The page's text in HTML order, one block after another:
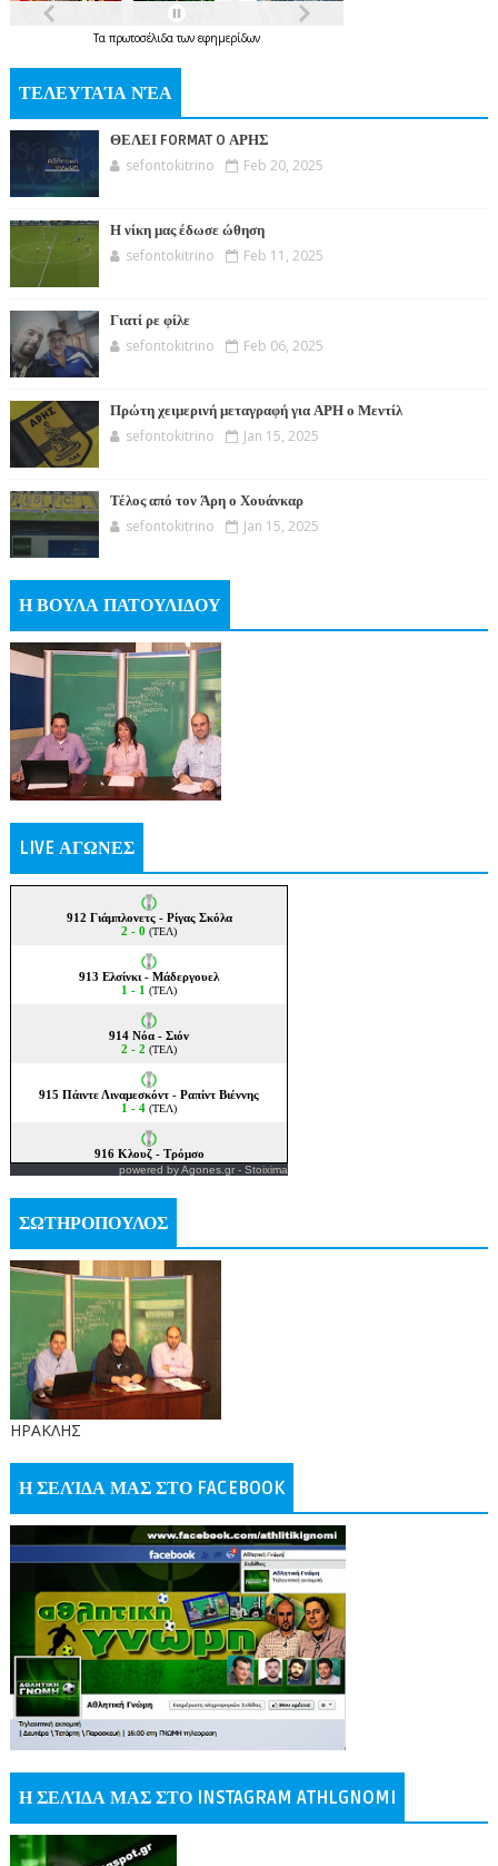
Τα πρωτοσέλιδατων εφημερίδων
ΤΕΛΕΥΤΑΊΑ ΝΈΑ
ΘΕΛΕΙ FORMAT O ΑΡΗΣ
sefontokitrino Feb 20, 2025
Η νίκη μας έδωσε ώθηση
sefontokitrino Feb 11, 2025
Γιατί ρε φίλε
sefontokitrino Feb 06, 2025
Πρώτη χειμερινή μεταγραφή για ΑΡΗ ο Μεντίλ
sefontokitrino Jan 15, 2025
Τέλος από τον Άρη ο Χουάνκαρ
sefontokitrino Jan 15, 2025
Η ΒΟΥΛΑ ΠΑΤΟΥΛΙΔΟΥ
LIVE ΑΓΩΝΕΣ
powered byAgones.gr- Stoixima
ΣΩΤΗΡΟΠΟΥΛΟΣ
ΗΡΑΚΛΗΣ
Η ΣΕΛΊΔΑ ΜΑΣ ΣΤΟ FACEBOOK
Η ΣΕΛΊΔΑ ΜΑΣ ΣΤΟ INSTAGRAM ATHLGNOMI